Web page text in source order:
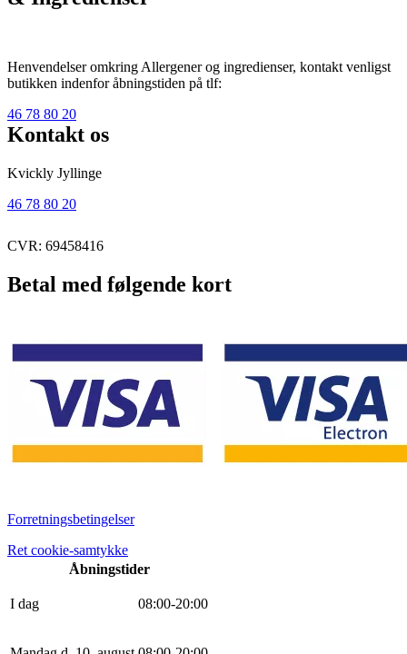
Henvendelser omkring Allergener og ingredienser, kontakt venligst
butikken indenfor åbningstiden på tlf:
46 78 80 20
Kontakt os
Kvickly Jyllinge
46 78 80 20
CVR: 69458416
Betal med følgende kort
Forretningsbetingelser
Ret cookie-samtykke
Åbningstider
I dag 08:00-20:00